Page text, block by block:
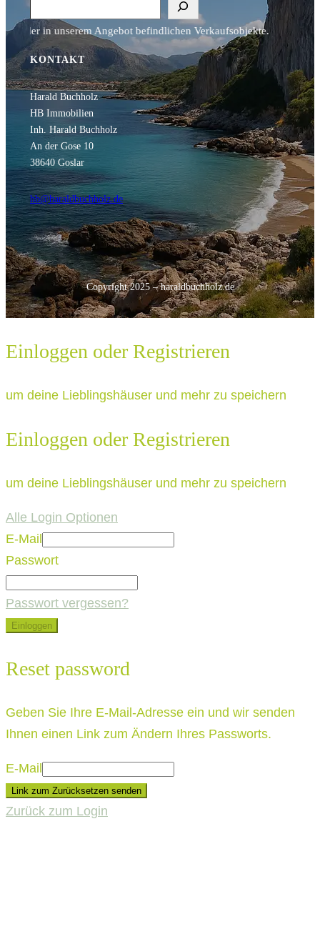
unserem Angebot befindlichen Verkaufsobjekte.
KONTAKT
Harald Buchholz
HB Immobilien
Inh. Harald Buchholz
An der Gose 10
38640 Goslar
hb@haraldbuchholz.de
Copyright 2025 – haraldbuchholz.de
Einloggen oder Registrieren
um deine Lieblingshäuser und mehr zu speichern
Einloggen oder Registrieren
um deine Lieblingshäuser und mehr zu speichern
Alle Login Optionen
E-Mail
Passwort
Passwort vergessen?
Einloggen
Reset password
Geben Sie Ihre E-Mail-Adresse ein und wir senden
Ihnen einen Link zum Ändern Ihres Passworts.
E-Mail
Link zum Zurücksetzen senden
Zurück zum Login